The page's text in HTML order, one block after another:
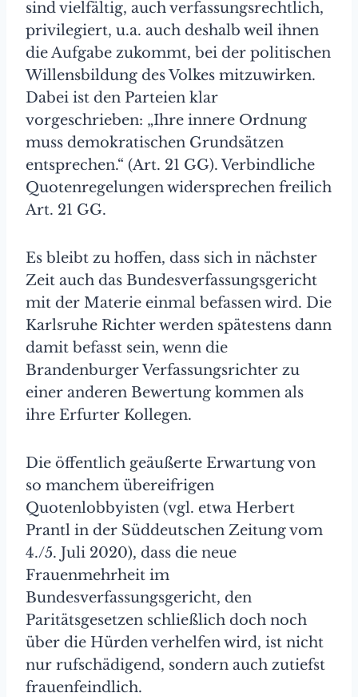
sind vielfältig, auch verfassungsrechtlich,
privilegiert, u.a. auch deshalb weil ihnen
die Aufgabe zukommt, bei der politischen
Willensbildung des Volkes mitzuwirken.
Dabei ist den Parteien klar
vorgeschrieben: „Ihre innere Ordnung
muss demokratischen Grundsätzen
entsprechen.“ (Art. 21 GG). Verbindliche
Quotenregelungen widersprechen freilich
Art. 21 GG.
Es bleibt zu hoffen, dass sich in nächster
Zeit auch das Bundesverfassungsgericht
mit der Materie einmal befassen wird. Die
Karlsruhe Richter werden spätestens dann
damit befasst sein, wenn die
Brandenburger Verfassungsrichter zu
einer anderen Bewertung kommen als
ihre Erfurter Kollegen.
Die öffentlich geäußerte Erwartung von
so manchem übereifrigen
Quotenlobbyisten (vgl. etwa Herbert
Prantl in der Süddeutschen Zeitung vom
4./5. Juli 2020), dass die neue
Frauenmehrheit im
Bundesverfassungsgericht, den
Paritätsgesetzen schließlich doch noch
über die Hürden verhelfen wird, ist nicht
nur rufschädigend, sondern auch zutiefst
frauenfeindlich.